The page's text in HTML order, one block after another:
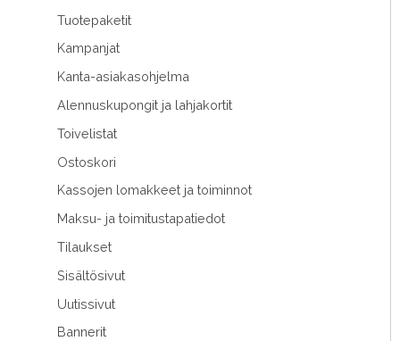
Tuotepaketit
Kampanjat
Kanta-asiakasohjelma
Alennuskupongit ja lahjakortit
Toivelistat
Ostoskori
Kassojen lomakkeet ja toiminnot
Maksu- ja toimitustapatiedot
Tilaukset
Sisältösivut
Uutissivut
Bannerit